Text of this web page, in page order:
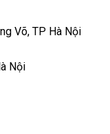
Võ, TP Hà Nội
Nội